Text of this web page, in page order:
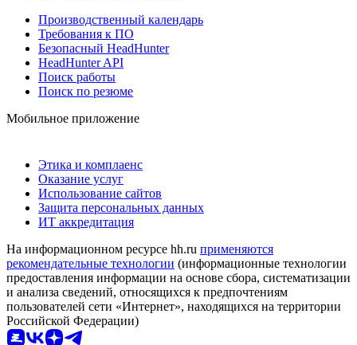
Производственный календарь
Требования к ПО
Безопасный HeadHunter
HeadHunter API
Поиск работы
Поиск по резюме
Мобильное приложение
Этика и комплаенс
Оказание услуг
Использование сайтов
Защита персональных данных
ИТ аккредитация
На информационном ресурсе hh.ru применяются
рекомендательные технологии (информационные технологии
предоставления информации на основе сбора, систематизации
и анализа сведений, относящихся к предпочтениям
пользователей сети «Интернет», находящихся на территории
Российской Федерации)